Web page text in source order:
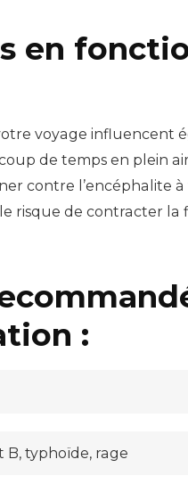
en
voyage influencent
de temps en plein
contre l’encéphalite à
risque de contracter la
:
B, typhoïde, rage